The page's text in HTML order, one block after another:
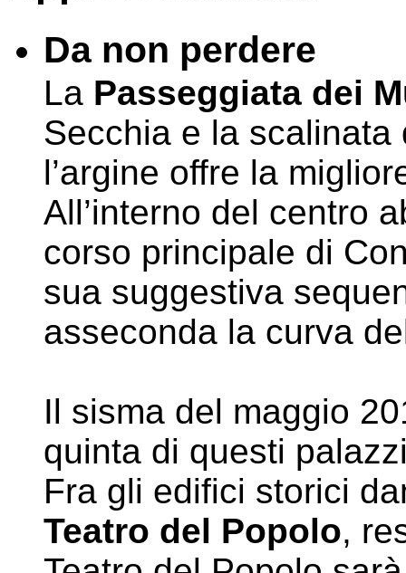
Da non perdere
La Passeggiata dei
Secchia e la
l’argine offre la
All’interno del centro
corso principale di
sua suggestiva
asseconda la curva
Il sisma del maggio
quinta di questi
Fra gli edifici storici
Teatro del Popolo,